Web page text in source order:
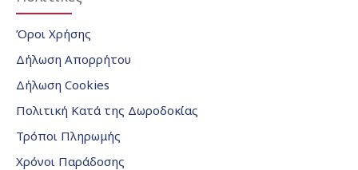
Όροι Χρήσης
Δήλωση Απορρήτου
Δήλωση Cookies
Πολιτική Κατά της Δωροδοκίας
Τρόποι Πληρωμής
Χρόνοι Παράδοσης